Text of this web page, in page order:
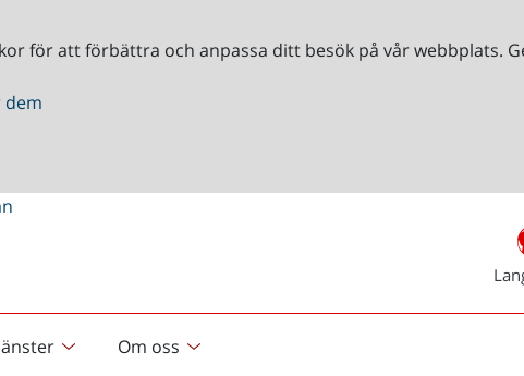
för att förbättra och anpassa ditt besök på vår webbplats.
dem
Om oss